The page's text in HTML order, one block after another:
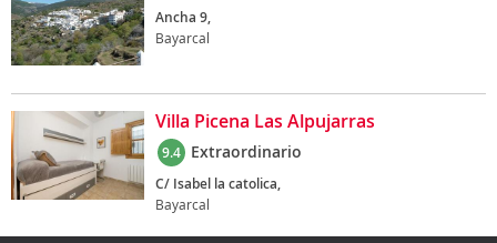
Ancha 9,
Bayarcal
Villa Picena Las Alpujarras
9.4 Extraordinario
C/ Isabel la catolica,
Bayarcal